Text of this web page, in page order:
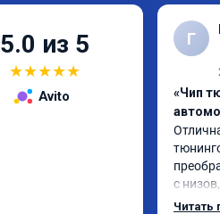
5.0 из 5
★★★★★
Avito
Г
«Чип
с
Расход
Читать